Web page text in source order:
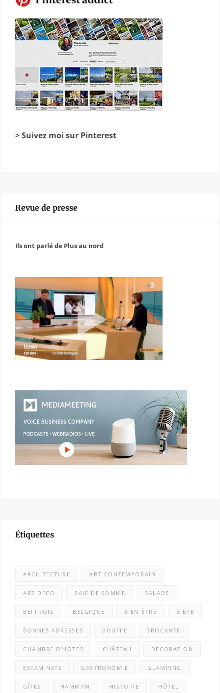
> Suivez moi sur Pinterest
Revue de presse
Ils ont parlé de Plus au nord
Étiquettes
ARCHITECTURE ART CONTEMPORAIN
ART DÉCO BAIE DE SOMME BALADE
BEFFROIS BELGIQUE BIEN-ÊTRE BIÈRE
BONNES ADRESSES BOUFFE BROCANTE
CHAMBRE D'HÔTES CHÂTEAU DÉCORATION
ESTAMINETS GASTRONOMIE GLAMPING
GÎTES HAMMAM HISTOIRE HÔTEL